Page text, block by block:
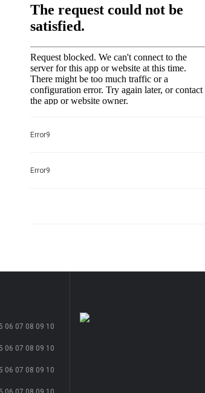
Error9
Error9
06 07 08 09 10
06 07 08 09 10
06 07 08 09 10